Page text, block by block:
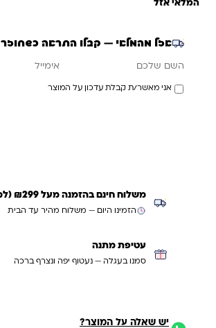
המלאי אזל
אזל מהמלאי — קבלו התראה כשחוזר
אני מאשר/ת קבלת עדכון על המוצר
משלוח חינם בהזמנה מעל ₪299 (למעט ריהוט)
הזמינו היום — משלוח מהיר עד הבית
עטיפת מתנה
סמנו בעגלה — נעטוף יפה ונצרף ברכה
יש שאלה על המוצר?